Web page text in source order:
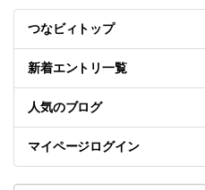
つなビィトップ
新着エントリ一覧
人気のブログ
マイページログイン